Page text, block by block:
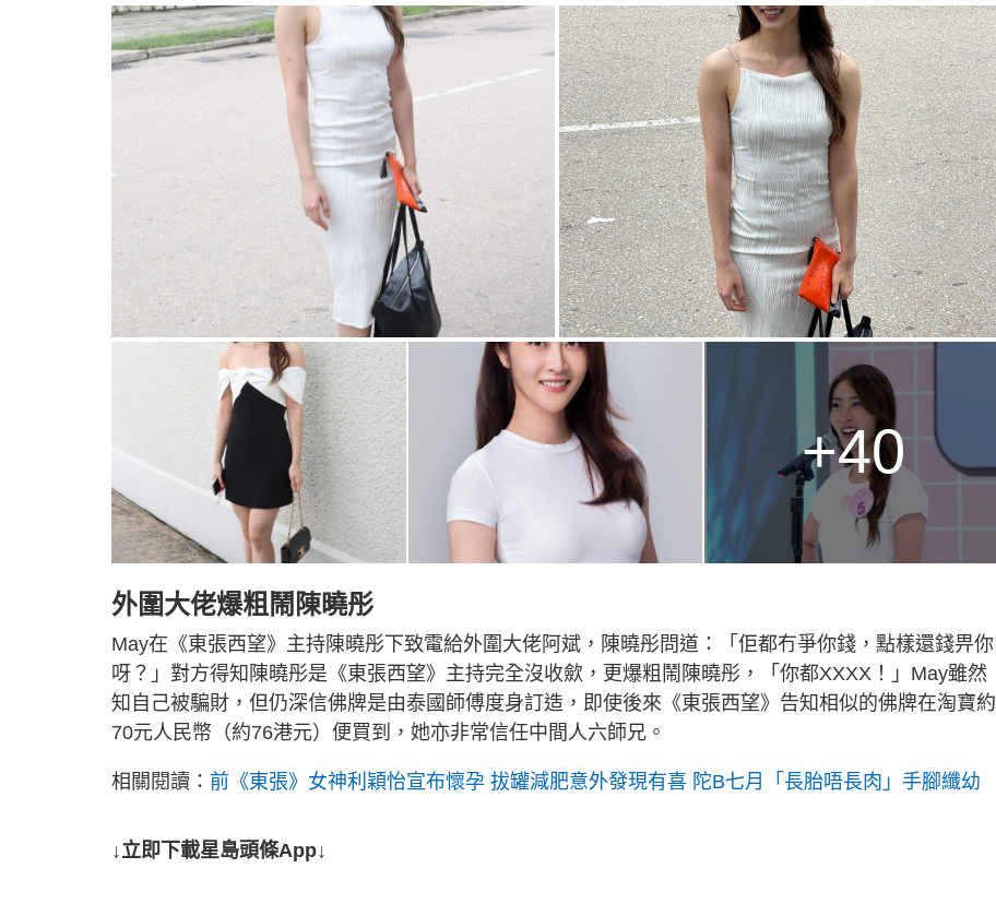
+40
外圍大佬爆粗鬧陳曉彤
May在《東張西望》主持陳曉彤下致電給外圍大佬阿斌，陳曉彤問道：「佢都冇爭你錢，點樣還錢畀你
呀？」對方得知陳曉彤是《東張西望》主持完全沒收歛，更爆粗鬧陳曉彤，「你都XXXX！」May雖然
知自己被騙財，但仍深信佛牌是由泰國師傅度身訂造，即使後來《東張西望》告知相似的佛牌在淘寶約
70元人民幣（約76港元）便買到，她亦非常信任中間人六師兄。
相關閱讀： 前《東張》女神利穎怡宣布懷孕 拔罐減肥意外發現有喜 陀B七月「長胎唔長肉」手腳纖幼
↓立即下載星島頭條App↓